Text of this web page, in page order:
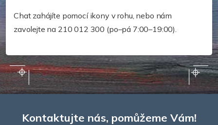
Chat zahájíte pomocí ikony v rohu, nebo nám
zavolejte na 210 012 300 (po–pá 7:00–19:00).
Kontaktujte nás, pomůžeme Vám!